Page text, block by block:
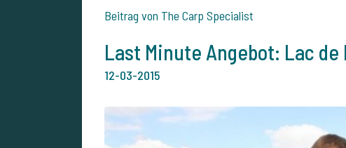
Beitrag von The Carp Specialist
Last Minute Angebot: Lac
12-03-2015